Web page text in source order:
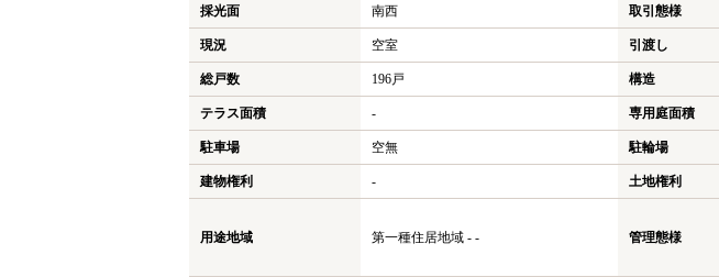
採光面 南西 取引態様
現況 空室 引渡し
総戸数 196戸 構造
テラス面積 - 専用庭面積
駐車場 空無 駐輪場
建物権利 - 土地権利
用途地域 第一種住居地域 - - 管理態様